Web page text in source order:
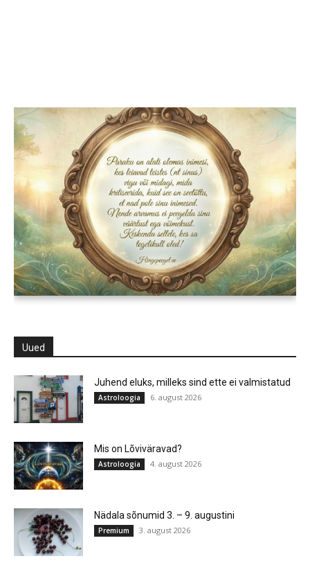
Uued
Juhend eluks, milleks sind ette ei valmistatud
Astroloogia 6. august 2026
Mis on Lõviväravad?
Astroloogia 4. august 2026
Nädala sõnumid 3. – 9. augustini
Premium 3. august 2026